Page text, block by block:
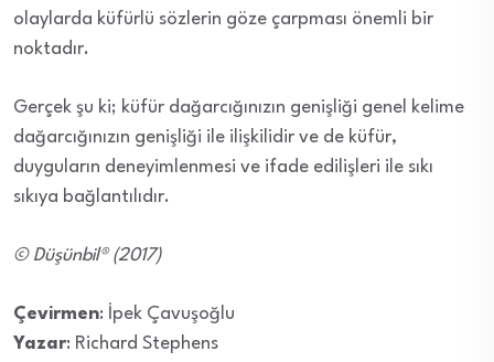
olaylarda küfürlü sözlerin göze çarpması önemli bir
noktadır.
Gerçek şu ki; küfür dağarcığınızın genişliği genel kelime
dağarcığınızın genişliği ile ilişkilidir ve de küfür,
duyguların deneyimlenmesi ve ifade edilişleri ile sıkı
sıkıya bağlantılıdır.
© Düşünbil® (2017)
Çevirmen: İpek Çavuşoğlu
Yazar: Richard Stephens